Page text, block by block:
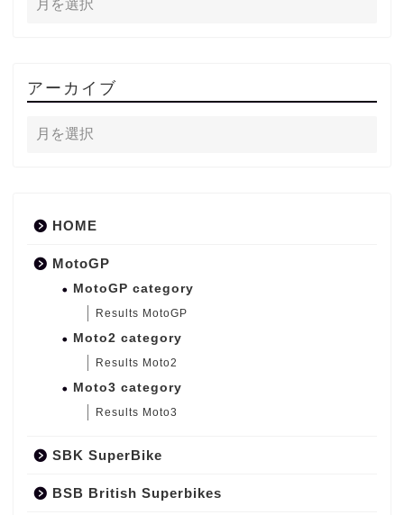
アーカイブ
HOME
MotoGP
MotoGP category
Results MotoGP
Moto2 category
Results Moto2
Moto3 category
Results Moto3
SBK SuperBike
BSB British Superbikes